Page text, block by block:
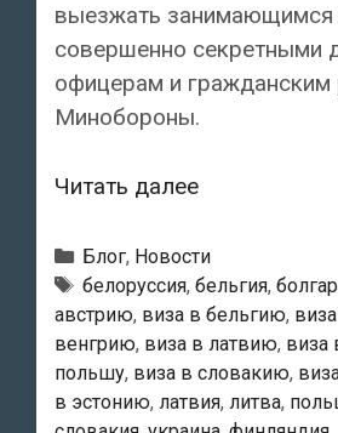
выезжать занимающимся
совершенно секретными
офицерам и гражданским
Минобороны.
Читать далееРоссийским
запрещено
ездить
в
Эстонию
Рубрики
Блог, Новости
Метки
белоруссия, бельгия,
австрию, виза в бельгию,
венгрию, виза в латвию, виза
польшу, виза в словакию,
в эстонию, латвия, литва,